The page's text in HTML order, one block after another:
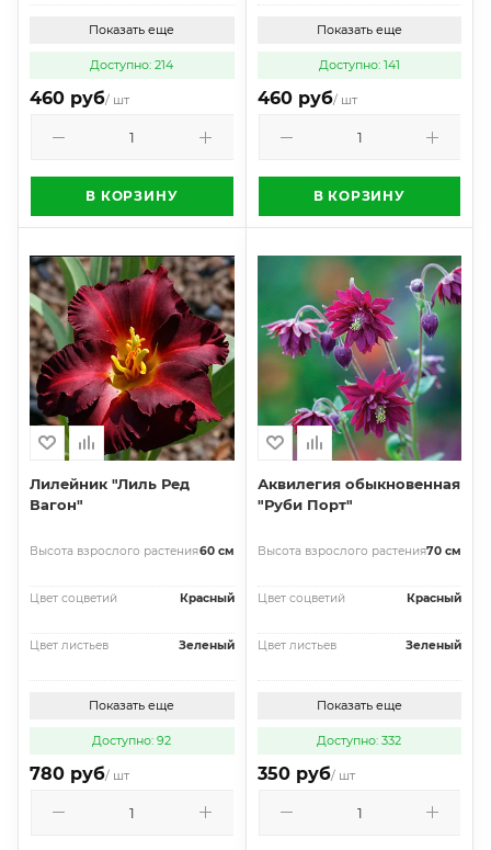
Показать еще
Доступно: 214
460 руб/ шт
В КОРЗИНУ
Показать еще
Доступно: 141
460 руб/ шт
В КОРЗИНУ
Лилейник "Лиль Ред
Вагон"
Высота взрослого растения60 см
Цвет соцветий Красный
Цвет листьев Зеленый
Показать еще
Доступно: 92
780 руб/ шт
Аквилегия обыкновенная
"Руби Порт"
Высота взрослого растения70 см
Цвет соцветий Красный
Цвет листьев Зеленый
Показать еще
Доступно: 332
350 руб/ шт